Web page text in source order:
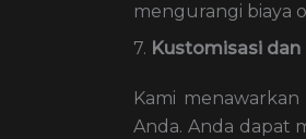
mengurangi biaya
7. Kustomisasi
Kami
Anda. Anda dapat